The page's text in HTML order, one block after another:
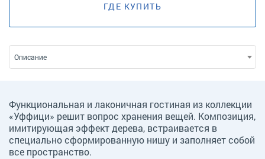
ГДЕ КУПИТЬ
Описание
Функциональная и лаконичная гостиная из коллекции
«Уффици» решит вопрос хранения вещей. Композиция,
имитирующая эффект дерева, встраивается в
специально сформированную нишу и заполняет собой
все пространство.